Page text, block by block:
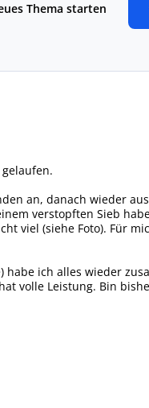
Thema starten
an, danach wieder
verstopften Sieb
viel (siehe Foto). Für
ich alles wieder
volle Leistung. Bin